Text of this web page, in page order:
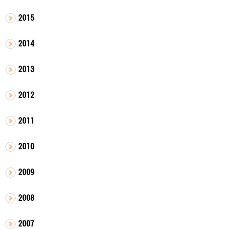
2015
2014
2013
2012
2011
2010
2009
2008
2007